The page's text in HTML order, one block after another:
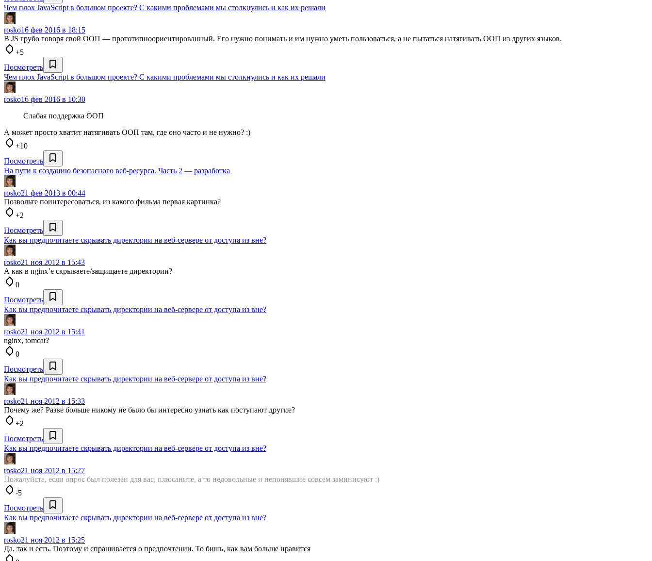
Чем плох JavaScript в большом проекте? С какими проблемами мы столкнулись и как их решали
rosko16 фев 2016 в 18:15
В JS грубо говоря свой ООП — прототипноориентированный. Его нужно понимать и им нужно уметь пользоваться, а не пытаться натягивать ООП из других языков.
+5
Посмотреть
Чем плох JavaScript в большом проекте? С какими проблемами мы столкнулись и как их решали
rosko16 фев 2016 в 10:30
Слабая поддержка ООП
А может просто хватит натягивать ООП там, где оно часто и не нужно? :)
+10
Посмотреть
На пути к созданию безопасного веб-ресурса. Часть 2 — разработка
rosko21 фев 2013 в 00:44
Позвольте поинтересоваться, из какого фильма первая картинка?
+2
Посмотреть
Как вы предпочитаете скрывать директории на веб-сервере от доступа из вне?
rosko21 ноя 2012 в 15:43
А как в nginx’е скрываете/защищаете директории?
0
Посмотреть
Как вы предпочитаете скрывать директории на веб-сервере от доступа из вне?
rosko21 ноя 2012 в 15:41
nginx, tomcat?
0
Посмотреть
Как вы предпочитаете скрывать директории на веб-сервере от доступа из вне?
rosko21 ноя 2012 в 15:33
Почему же? Разве больше никому не было бы интересно узнать как поступают другие?
+2
Посмотреть
Как вы предпочитаете скрывать директории на веб-сервере от доступа из вне?
rosko21 ноя 2012 в 15:27
Пожалуйста, если опрос был полезен для вас, плюсаните, а то недовольные и непонявшие совсем заминисуют :)
-5
Посмотреть
Как вы предпочитаете скрывать директории на веб-сервере от доступа из вне?
rosko21 ноя 2012 в 15:25
Да, так и есть. Поэтому и спрашивается о предпочтении. То бишь, как вам больше нравится